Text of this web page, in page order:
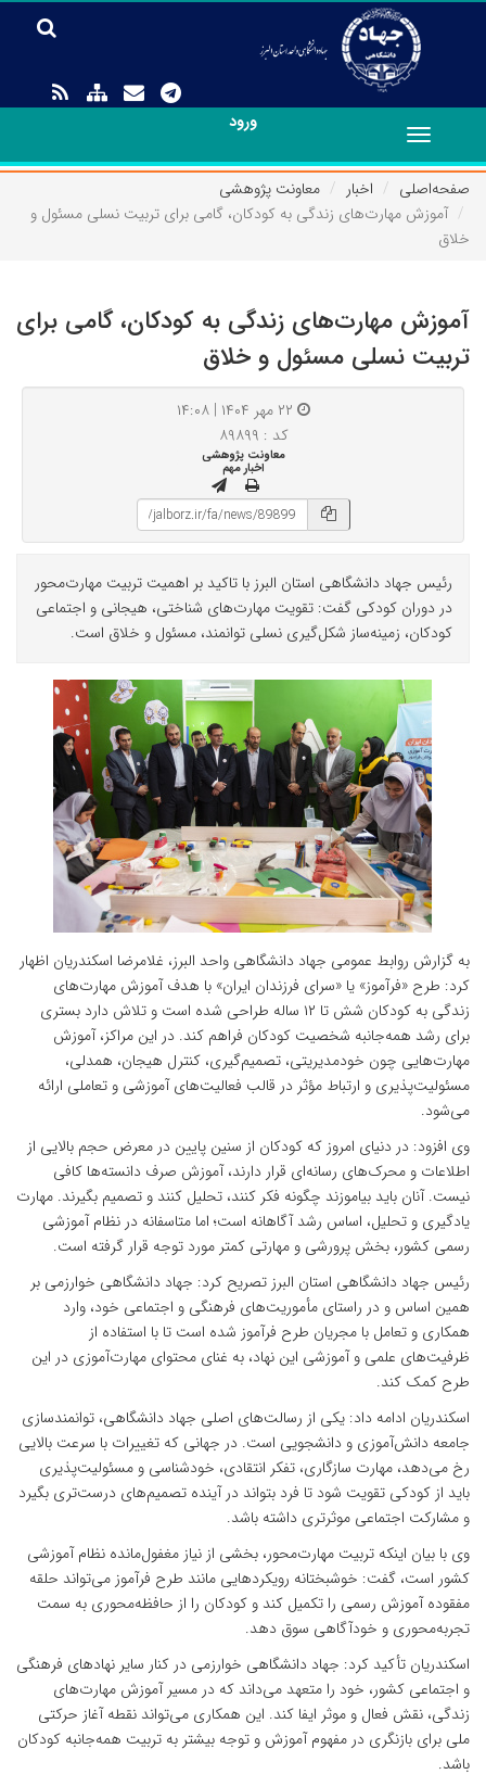
ورود
Toggle
navigation
صفحه‌اصلی
اخبار
معاونت پژوهشی
آموزش مهارت‌های زندگی به کودکان، گامی برای تربیت نسلی مسئول و
خلاق
آموزش مهارت‌های زندگی به کودکان، گامی برای
تربیت نسلی مسئول و خلاق
کد : ۸۹۸۹۹
معاونت پژوهشی
اخبار مهم
رئیس جهاد دانشگاهی استان البرز با تاکید بر اهمیت تربیت مهارت‌محور
در دوران کودکی گفت: تقویت مهارت‌های شناختی، هیجانی و اجتماعی
کودکان، زمینه‌ساز شکل‌گیری نسلی توانمند، مسئول و خلاق است.
به گزارش روابط عمومی جهاد دانشگاهی واحد البرز، غلامرضا اسکندریان اظهار
کرد: طرح «فرآموز» یا «سرای فرزندان ایران» با هدف آموزش مهارت‌های
زندگی به کودکان شش تا ۱۲ ساله طراحی شده است و تلاش دارد بستری
برای رشد همه‌جانبه شخصیت کودکان فراهم کند. در این مراکز، آموزش
مهارت‌هایی چون خودمدیریتی، تصمیم‌گیری، کنترل هیجان، همدلی،
مسئولیت‌پذیری و ارتباط مؤثر در قالب فعالیت‌های آموزشی و تعاملی ارائه
می‌شود.
وی افزود: در دنیای امروز که کودکان از سنین پایین در معرض حجم بالایی از
اطلاعات و محرک‌های رسانه‌ای قرار دارند، آموزش صرف دانسته‌ها کافی
نیست. آنان باید بیاموزند چگونه فکر کنند، تحلیل کنند و تصمیم بگیرند. مهارت
یادگیری و تحلیل، اساس رشد آگاهانه است؛ اما متاسفانه در نظام آموزشی
رسمی کشور، بخش پرورشی و مهارتی کمتر مورد توجه قرار گرفته است.
رئیس جهاد دانشگاهی استان البرز تصریح کرد: جهاد دانشگاهی خوارزمی بر
همین اساس و در راستای مأموریت‌های فرهنگی و اجتماعی خود، وارد
همکاری و تعامل با مجریان طرح فرآموز شده است تا با استفاده از
ظرفیت‌های علمی و آموزشی این نهاد، به غنای محتوای مهارت‌آموزی در این
طرح کمک کند.
اسکندریان ادامه داد: یکی از رسالت‌های اصلی جهاد دانشگاهی، توانمندسازی
جامعه دانش‌آموزی و دانشجویی است. در جهانی که تغییرات با سرعت بالایی
رخ می‌دهد، مهارت سازگاری، تفکر انتقادی، خودشناسی و مسئولیت‌پذیری
باید از کودکی تقویت شود تا فرد بتواند در آینده تصمیم‌های درست‌تری بگیرد
و مشارکت اجتماعی موثرتری داشته باشد.
وی با بیان اینکه تربیت مهارت‌محور، بخشی از نیاز مغفول‌مانده نظام آموزشی
کشور است، گفت: خوشبختانه رویکردهایی مانند طرح فرآموز می‌تواند حلقه
مفقوده آموزش رسمی را تکمیل کند و کودکان را از حافظه‌محوری به سمت
تجربه‌محوری و خودآگاهی سوق دهد.
اسکندریان تأکید کرد: جهاد دانشگاهی خوارزمی در کنار سایر نهادهای فرهنگی
و اجتماعی کشور، خود را متعهد می‌داند که در مسیر آموزش مهارت‌های
زندگی، نقش فعال و موثر ایفا کند. این همکاری می‌تواند نقطه آغاز حرکتی
ملی برای بازنگری در مفهوم آموزش و توجه بیشتر به تربیت همه‌جانبه کودکان
باشد.